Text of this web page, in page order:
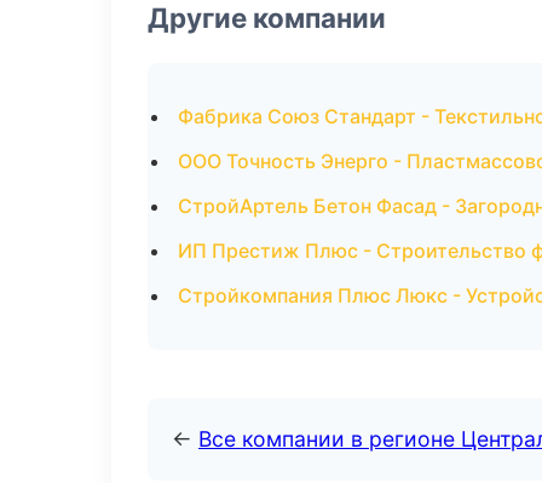
Другие компании
Фабрика Союз Стандарт -
ООО Точность Энерго -
СтройАртель Бетон Фасад -
ИП Престиж Плюс - Строительство
Стройкомпания Плюс Люкс -
← Все компании в регионе